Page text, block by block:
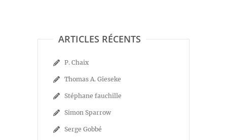
ARTICLES RÉCENTS
P. Chaix
Thomas A. Gieseke
Stéphane fauchille
Simon Sparrow
Serge Gobbé